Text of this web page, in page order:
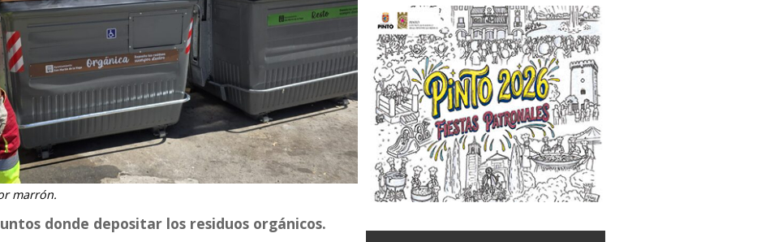
marrón.
donde depositar los residuos orgánicos.